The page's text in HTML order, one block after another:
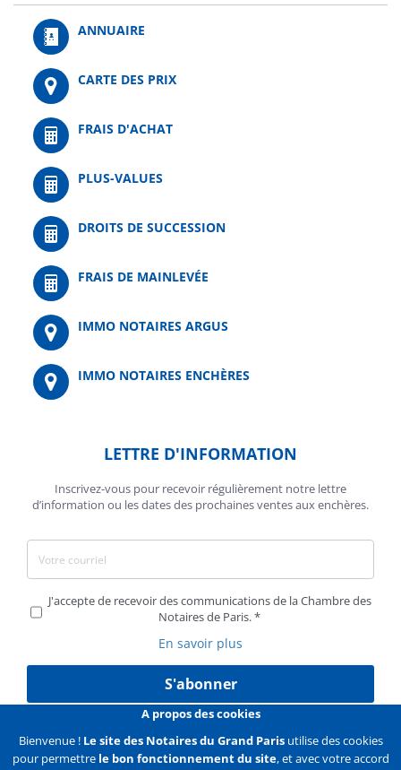
ANNUAIRE
CARTE DES PRIX
FRAIS D'ACHAT
PLUS-VALUES
DROITS DE SUCCESSION
FRAIS DE MAINLEVÉE
IMMO NOTAIRES ARGUS
IMMO NOTAIRES ENCHÈRES
LETTRE D'INFORMATION
Inscrivez-vous pour recevoir régulièrement notre lettre
d’information ou les dates des prochaines ventes aux enchères.
J'accepte de recevoir des communications de la Chambre des
Notaires de Paris.
En savoir plus
S'abonner
A propos des cookies
Bienvenue ! Le site des Notaires du Grand Parisutilise des cookies
pour permettre le bon fonctionnement du site, et avec votre accord